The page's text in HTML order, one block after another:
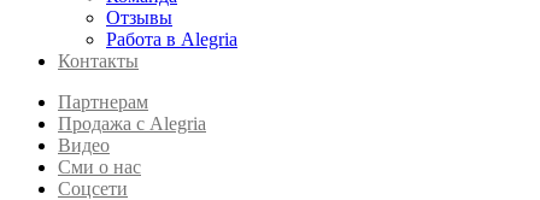
Отзывы
Работа в Alegria
Контакты
Партнерам
Продажа с Alegria
Видео
Сми о нас
Соцсети